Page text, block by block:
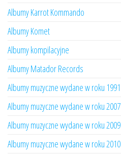
Albumy Karrot Kommando
Albumy Komet
Albumy kompilacyjne
Albumy Matador Records
Albumy muzyczne wydane w roku 1991
Albumy muzyczne wydane w roku 2007
Albumy muzyczne wydane w roku 2009
Albumy muzyczne wydane w roku 2010